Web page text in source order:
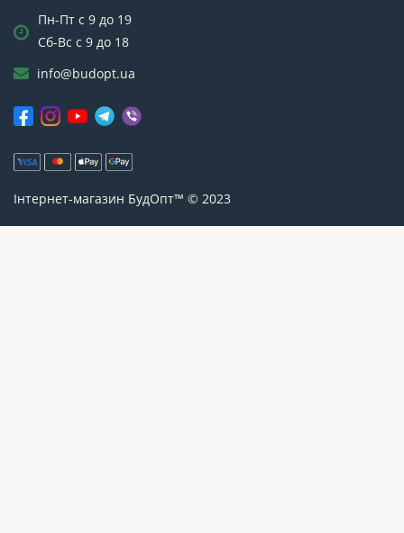
Пн-Пт с 9 до 19
Сб-Вс с 9 до 18
info@budopt.ua
Інтернет-магазин БудОпт™ © 2023